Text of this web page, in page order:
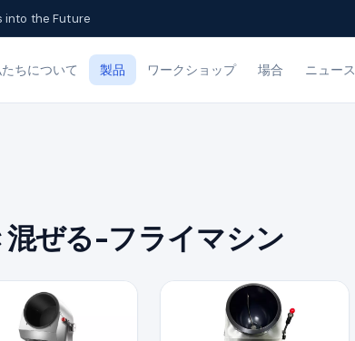
into the Future
ちについて 製品 ワークショップ 場合 ニュース
混ぜる-フライマシン